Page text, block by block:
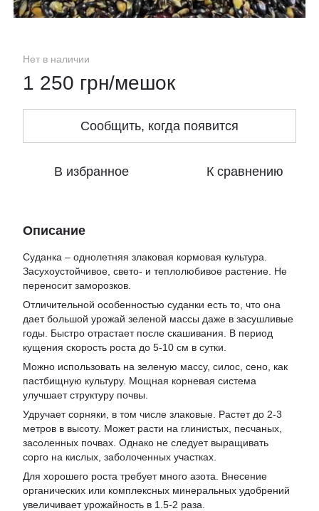
Нет в наличии
1 250 грн/мешок
Сообщить, когда появится
В избранное К сравнению
Описание
Суданка – однолетняя злаковая кормовая культура.
Засухоустойчивое, свето- и теплолюбивое растение. Не
переносит заморозков.
Отличительной особенностью суданки есть то, что она
дает большой урожай зеленой массы даже в засушливые
годы. Быстро отрастает после скашивания. В период
кущения скорость роста до 5-10 см в сутки.
Можно использовать на зеленую массу, силос, сено, как
пастбищную культуру. Мощная корневая система
улучшает структуру почвы.
Удручает сорняки, в том числе злаковые. Растет до 2-3
метров в высоту. Может расти на глинистых, песчаных,
засоленных почвах. Однако не следует выращивать
сорго на кислых, заболоченных участках.
Для хорошего роста требует много азота. Внесение
органических или комплексных минеральных удобрений
увеличивает урожайность в 1.5-2 раза.